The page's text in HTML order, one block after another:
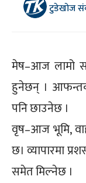
टुडेखोज
मेष–आज लामो
हुनेछन् ।
पनि छाउनेछ ।
वृष–आज भूमि,
छ। व्यापारमा
समेत मिल्नेछ ।